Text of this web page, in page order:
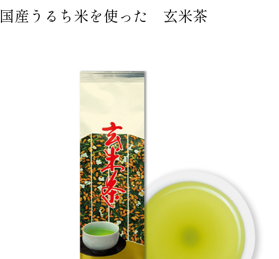
国産うるち米を使った 玄米茶